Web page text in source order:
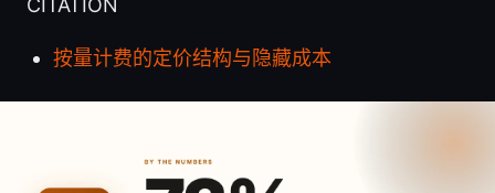
按量计费的定价结构与隐藏成本